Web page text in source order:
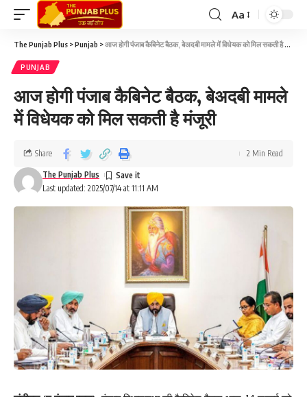
Aa
The Punjab Plus >Punjab >आज होगी पंजाब कैबिनेट बैठक, बेअदबी मामले में विधेयक को मिल सकती है मंजूरी
PUNJAB
आज होगी पंजाब कैबिनेट बैठक, बेअदबी मामले
में विधेयक को मिल सकती है मंजूरी
Last updated: 2025/07/14 at 11:11 AM
The Punjab Plus
Share 2 Min Read